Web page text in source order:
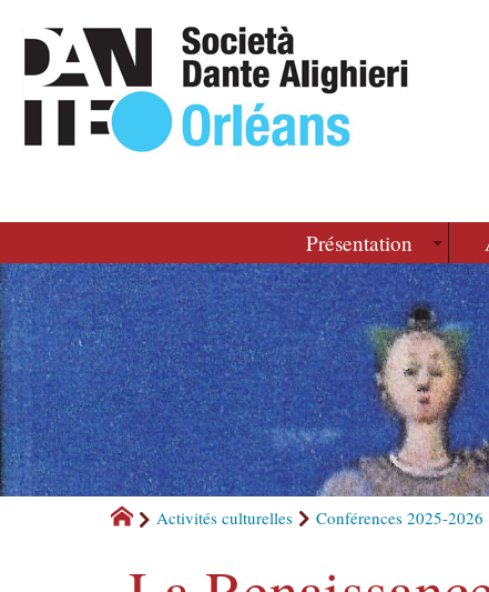
Présentation
Activités culturelles Conférences 2025-2026